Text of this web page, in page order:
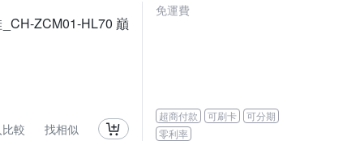
ZCM01-HL70 巔
較 找相似
免運費
超商付款 可刷卡
可分期
零利率